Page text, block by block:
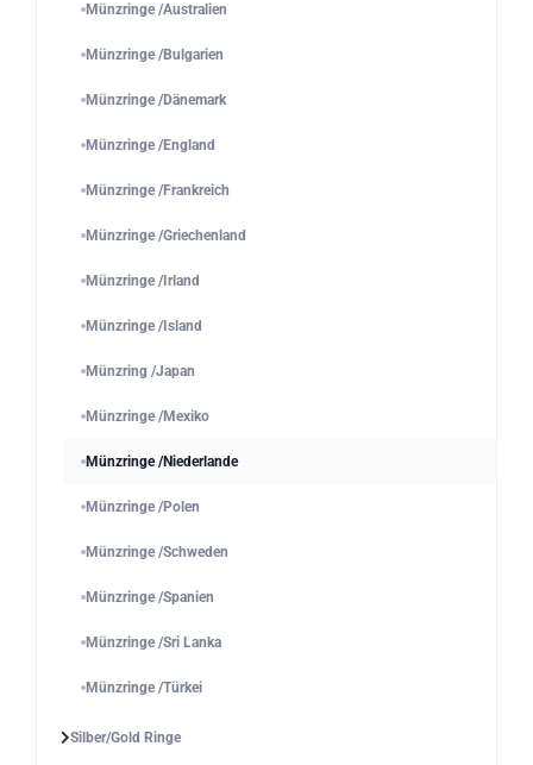
Münzringe /Australien
Münzringe /Bulgarien
Münzringe /Dänemark
Münzringe /England
Münzringe /Frankreich
Münzringe /Griechenland
Münzringe /Irland
Münzringe /Island
Münzring /Japan
Münzringe /Mexiko
Münzringe /Niederlande
Münzringe /Polen
Münzringe /Schweden
Münzringe /Spanien
Münzringe /Sri Lanka
Münzringe /Türkei
Silber/Gold Ringe